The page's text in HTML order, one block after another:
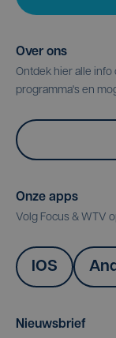
Over ons
Ontdek hier alle
programma's en
Onze apps
Volg Focus & WTV
IOS
Nieuwsbrief